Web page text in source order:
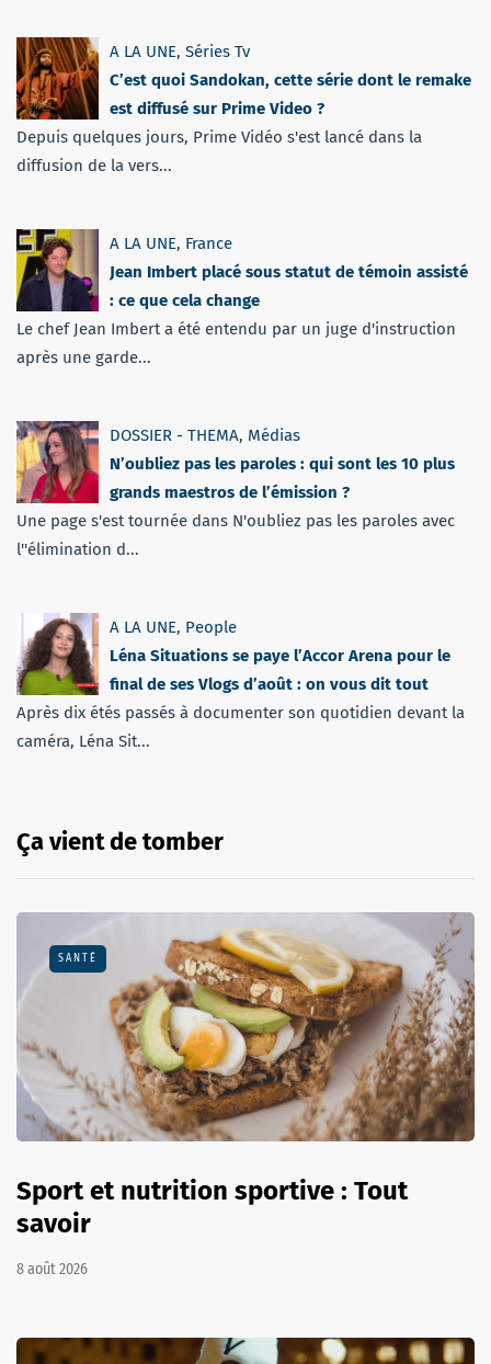
A LA UNE, Séries Tv
C’est quoi Sandokan, cette série dont le remake
est diffusé sur Prime Video ?
Depuis quelques jours, Prime Vidéo s'est lancé dans la
diffusion de la vers...
A LA UNE, France
Jean Imbert placé sous statut de témoin assisté
: ce que cela change
Le chef Jean Imbert a été entendu par un juge d'instruction
après une garde...
DOSSIER - THEMA, Médias
N’oubliez pas les paroles : qui sont les 10 plus
grands maestros de l’émission ?
Une page s'est tournée dans N'oubliez pas les paroles avec
l''élimination d...
A LA UNE, People
Léna Situations se paye l’Accor Arena pour le
final de ses Vlogs d’août : on vous dit tout
Après dix étés passés à documenter son quotidien devant la
caméra, Léna Sit...
Ça vient de tomber
SANTÉ
Sport et nutrition sportive : Tout
savoir
8 août 2026